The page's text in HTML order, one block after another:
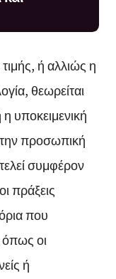
ή αλλιώς η
θεωρείται
υποκειμενική
προσωπική
συμφέρον
πράξεις
που
όπως οι
ή